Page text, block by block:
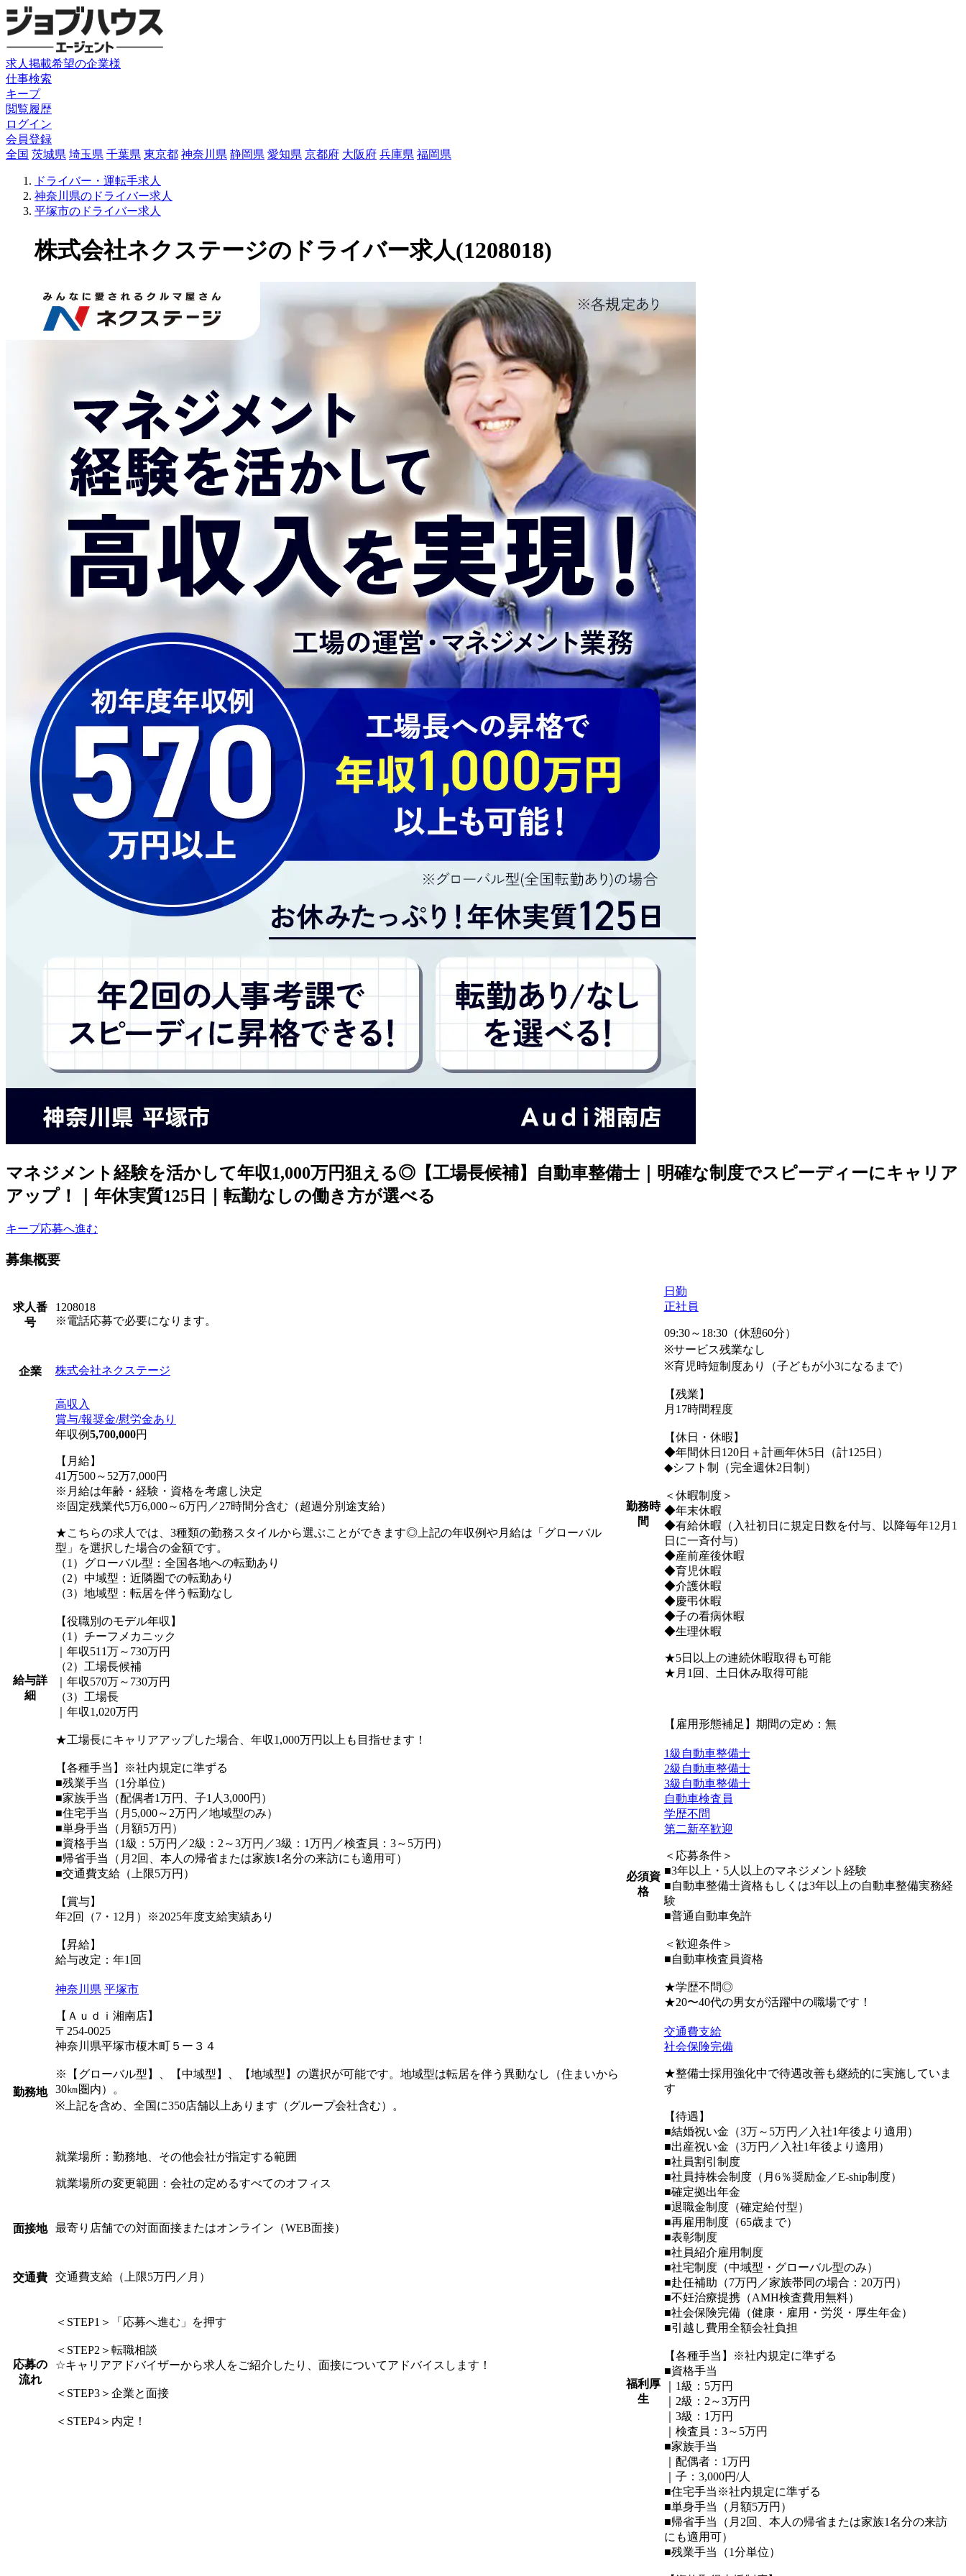
求人掲載希望の企業様
仕事検索
キープ
閲覧履歴
ログイン
会員登録
全国 茨城県 埼玉県 千葉県 東京都 神奈川県 静岡県 愛知県 京都府 大阪府 兵庫県 福岡県
ドライバー・運転手求人
神奈川県のドライバー求人
平塚市のドライバー求人
株式会社ネクステージのドライバー求人(1208018)
マネジメント経験を活かして年収1,000万円狙える◎【工場長候補】自動車整備士｜明確な制度でスピーディーにキャリア
アップ！｜年休実質125日｜転勤なしの働き方が選べる
キープ応募へ進む
募集概要
求人番
号
1208018
※電話応募で必要になります。
企業 株式会社ネクステージ
給与詳
細
高収入
賞与/報奨金/慰労金あり
年収例5,700,000円
【月給】
41万500～52万7,000円
※月給は年齢・経験・資格を考慮し決定
※固定残業代5万6,000～6万円／27時間分含む（超過分別途支給）
★こちらの求人では、3種類の勤務スタイルから選ぶことができます◎上記の年収例や月給は「グローバル
型」を選択した場合の金額です。
（1）グローバル型：全国各地への転勤あり
（2）中域型：近隣圏での転勤あり
（3）地域型：転居を伴う転勤なし
【役職別のモデル年収】
（1）チーフメカニック
｜年収511万～730万円
（2）工場長候補
｜年収570万～730万円
（3）工場長
｜年収1,020万円
★工場長にキャリアアップした場合、年収1,000万円以上も目指せます！
【各種手当】※社内規定に準ずる
■残業手当（1分単位）
■家族手当（配偶者1万円、子1人3,000円）
■住宅手当（月5,000～2万円／地域型のみ）
■単身手当（月額5万円）
■資格手当（1級：5万円／2級：2～3万円／3級：1万円／検査員：3～5万円）
■帰省手当（月2回、本人の帰省または家族1名分の来訪にも適用可）
■交通費支給（上限5万円）
【賞与】
年2回（7・12月）※2025年度支給実績あり
【昇給】
給与改定：年1回
勤務地
神奈川県 平塚市
【Ａｕｄｉ湘南店】
〒254-0025
神奈川県平塚市榎木町５ー３４
※【グローバル型】、【中域型】、【地域型】の選択が可能です。地域型は転居を伴う異動なし（住まいから
30㎞圏内）。
※上記を含め、全国に350店舗以上あります（グループ会社含む）。
就業場所：勤務地、その他会社が指定する範囲
就業場所の変更範囲：会社の定めるすべてのオフィス
面接地 最寄り店舗での対面面接またはオンライン（WEB面接）
交通費 交通費支給（上限5万円／月）
応募の
流れ
＜STEP1＞「応募へ進む」を押す
＜STEP2＞転職相談
☆キャリアアドバイザーから求人をご紹介したり、面接についてアドバイスします！
＜STEP3＞企業と面接
＜STEP4＞内定！
勤務時
間
日勤
正社員
09:30～18:30（休憩60分）
※サービス残業なし
※育児時短制度あり（子どもが小3になるまで）
【残業】
月17時間程度
【休日・休暇】
◆年間休日120日＋計画年休5日（計125日）
◆シフト制（完全週休2日制）
＜休暇制度＞
◆年末休暇
◆有給休暇（入社初日に規定日数を付与、以降毎年12月1
日に一斉付与）
◆産前産後休暇
◆育児休暇
◆介護休暇
◆慶弔休暇
◆子の看病休暇
◆生理休暇
★5日以上の連続休暇取得も可能
★月1回、土日休み取得可能
【雇用形態補足】期間の定め：無
必須資
格
1級自動車整備士
2級自動車整備士
3級自動車整備士
自動車検査員
学歴不問
第二新卒歓迎
＜応募条件＞
■3年以上・5人以上のマネジメント経験
■自動車整備士資格もしくは3年以上の自動車整備実務経
験
■普通自動車免許
＜歓迎条件＞
■自動車検査員資格
★学歴不問◎
★20〜40代の男女が活躍中の職場です！
福利厚
生
交通費支給
社会保険完備
★整備士採用強化中で待遇改善も継続的に実施していま
す
【待遇】
■結婚祝い金（3万～5万円／入社1年後より適用）
■出産祝い金（3万円／入社1年後より適用）
■社員割引制度
■社員持株会制度（月6％奨励金／E-ship制度）
■確定拠出年金
■退職金制度（確定給付型）
■再雇用制度（65歳まで）
■表彰制度
■社員紹介雇用制度
■社宅制度（中域型・グローバル型のみ）
■赴任補助（7万円／家族帯同の場合：20万円）
■不妊治療提携（AMH検査費用無料）
■社会保険完備（健康・雇用・労災・厚生年金）
■引越し費用全額会社負担
【各種手当】※社内規定に準ずる
■資格手当
｜1級：5万円
｜2級：2～3万円
｜3級：1万円
｜検査員：3～5万円
■家族手当
｜配偶者：1万円
｜子：3,000円/人
■住宅手当※社内規定に準ずる
■単身手当（月額5万円）
■帰省手当（月2回、本人の帰省または家族1名分の来訪
にも適用可）
■残業手当（1分単位）